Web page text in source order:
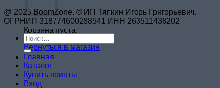
Корзина пуста.
Вернуться в магазин
@ 2025 BoomZone. © ИП Тяпкин Игорь Григорьевич.
ОГРНИП 318774600288541 ИНН 263511438202
Искать:
Главная
Каталог
Купить поинты
Вход